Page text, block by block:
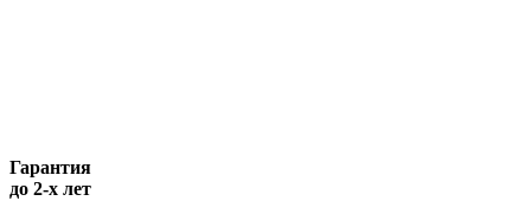
Гарантия
до 2-х лет